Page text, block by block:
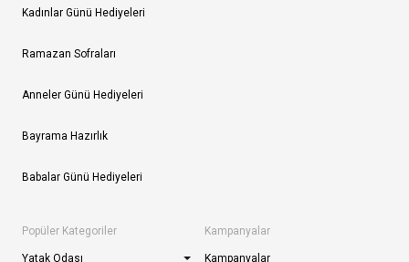
Kadınlar Günü Hediyeleri
Ramazan Sofraları
Anneler Günü Hediyeleri
Bayrama Hazırlık
Babalar Günü Hediyeleri
Popüler Kategoriler
Yatak Odası
Kampanyalar
Kampanyalar